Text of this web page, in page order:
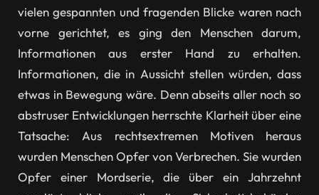
vielen gespannten und fragenden Blicke waren nach
vorne gerichtet, es ging den Menschen darum,
Informationen aus erster Hand zu erhalten.
Informationen, die in Aussicht stellen würden, dass
etwas in Bewegung wäre. Denn abseits aller noch so
abstruser Entwicklungen herrschte Klarheit über eine
Tatsache: Aus rechtsextremen Motiven heraus
wurden Menschen Opfer von Verbrechen. Sie wurden
Opfer einer Mordserie, die über ein Jahrzehnt